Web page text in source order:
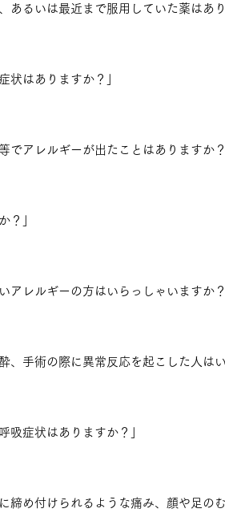
あるいは最近まで服用していた薬はあり
状はありますか？」
でアレルギーが出たことはありますか？
？」
アレルギーの方はいらっしゃいますか？
、手術の際に異常反応を起こした人は
吸症状はありますか？」
締め付けられるような痛み、顔や足の